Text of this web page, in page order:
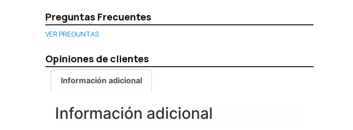
Preguntas Frecuentes
VER PREGUNTAS
Opiniones de clientes
Información adicional
Información adicional